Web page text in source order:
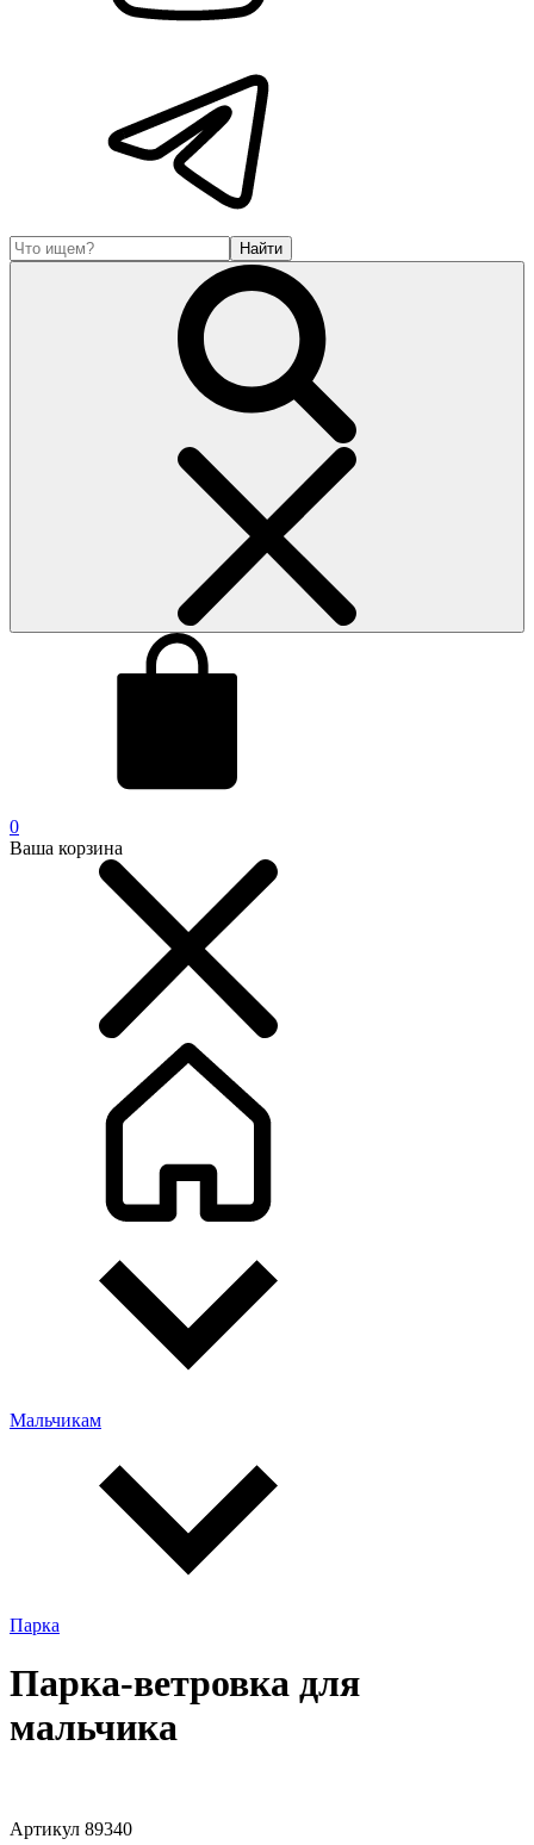
Найти
0
Ваша корзина
Мальчикам
Парка
Парка-ветровка для
мальчика
Артикул 89340